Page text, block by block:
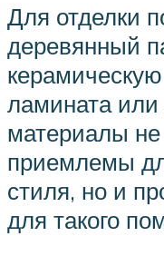
Для отделки
деревянный
ламината
материалы не
приемлемы
стиля, но и
для такого